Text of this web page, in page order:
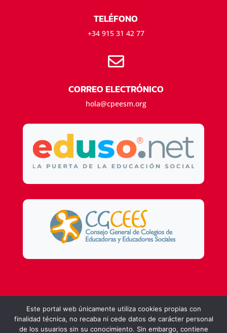
TELÉFONO
+34 915 31 42 77

CORREO ELECTRÓNICO
hola@cpeesm.org
Este portal web únicamente utiliza cookies propias con
finalidad técnica, no recaba ni cede datos de carácter personal
de los usuarios sin su conocimiento. Sin embargo, contiene